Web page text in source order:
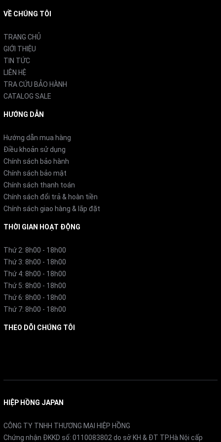
3. Công nghệ bảo vệ sức khỏe
3.1 Hệ thống cân bằng độ ẩm
Đặc biệt với sản phẩm nội địa Nhật, công nghệ cân
bằng độ ẩm là một trong những ưu điểm nổi bật. Cơ chế
hoạt động dựa trên việc tạo ra các ion (OH-) kết hợp với
ion (H+) tạo thành phân tử nước (H₂O), giúp duy trì độ
ngăn ngừa tình trạng mất nước trên da, đồng thời không
tạo môi trường ẩm ướt thuận lợi cho vi khuẩn và nấm
mốc phát triển.
3.2 Hệ thống lọc không khí và khử mùi
3.3 Tối ưu hóa luồng không khí
VỀ CHÚNG TÔI
TRANG CHỦ
GIỚI THIỆU
TIN TỨC
LIÊN HỆ
TRA CỨU BẢO HÀNH
CATALOG SALE
HƯỚNG DẪN
Hướng dẫn mua hàng
Điều khoản sử dụng
Chính sách bảo hành
Chính sách bảo mật
Chính sách thanh toán
Chính sách đổi trả & hoàn tiền
Chính sách giao hàng & lắp đặt
THỜI GIAN HOẠT ĐỘNG
Thứ 2: 8h00 - 18h00
Thứ 3: 8h00 - 18h00
Thứ 4: 8h00 - 18h00
Thứ 5: 8h00 - 18h00
Thứ 6: 8h00 - 18h00
Thứ 7: 8h00 - 18h00
THEO DÕI CHÚNG TÔI
HIỆP HỒNG JAPAN
CÔNG TY TNHH THƯƠNG MẠI HIỆP HỒNG
Chứng nhận ĐKKD số: 0110083802 do sở KH & ĐT TP.Hà Nội cấp